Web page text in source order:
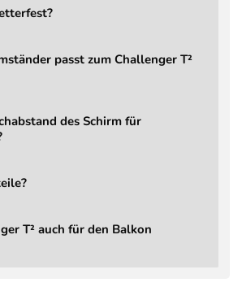
Ja, 2D (rückwärts und seitlich)
Verstellhebel
8,6 × 5,3 cm
Nein (optional aufrüstbar)
Ampelschirm Challenger T² Premium,
passt zum Challenger T²
des Schirm für
T² auch für den Balkon